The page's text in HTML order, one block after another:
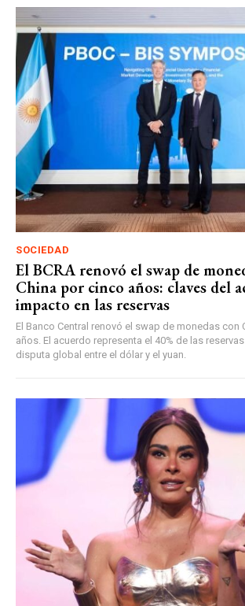
SOCIEDAD
El BCRA renovó el swap de
China por cinco años: claves del
impacto en las reservas
El Banco Central renovó el swap de monedas con
años. El acuerdo representa el 40% de las
disputa global entre el dólar y el yuan.